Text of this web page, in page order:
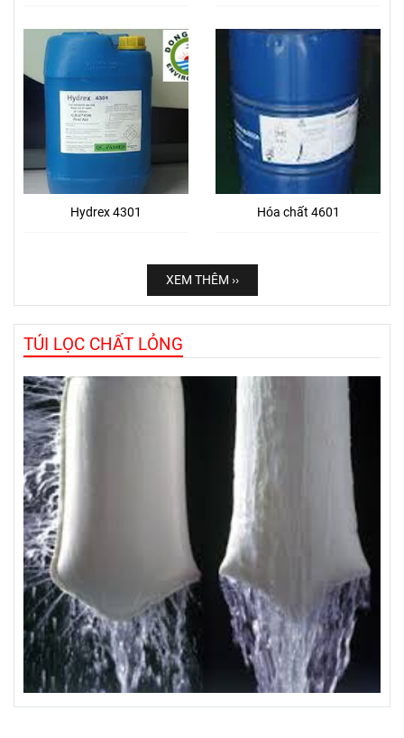
Hydrex 4301 Hóa chất 4601
XEM THÊM ››
TÚI LỌC CHẤT LỎNG